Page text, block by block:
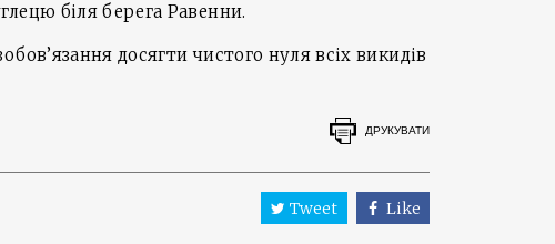
біля берега Равенни.
досягти чистого нуля всіх викидів
ДРУКУВАТИ
Tweet Like